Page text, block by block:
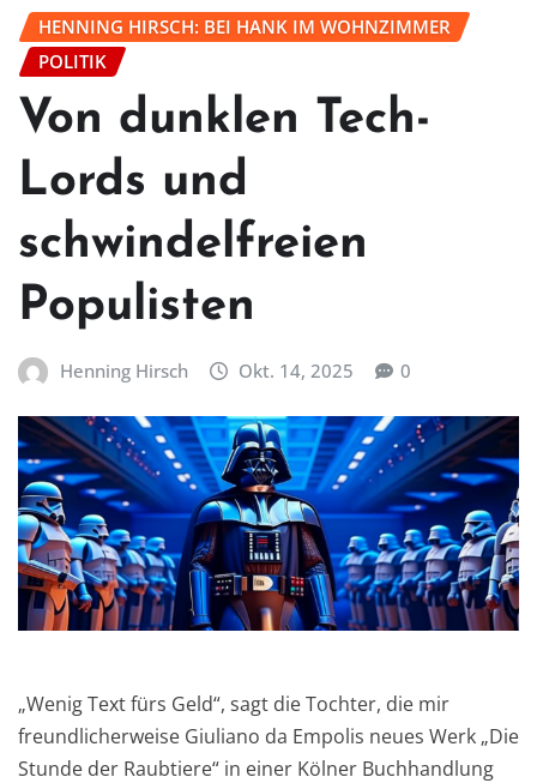
HENNING HIRSCH: BEI HANK IM WOHNZIMMER
POLITIK
Von dunklen Tech-
Lords und
schwindelfreien
Populisten
Henning Hirsch Okt. 14, 2025 0
„Wenig Text fürs Geld“, sagt die Tochter, die mir
freundlicherweise Giuliano da Empolis neues Werk „Die
Stunde der Raubtiere“ in einer Kölner Buchhandlung